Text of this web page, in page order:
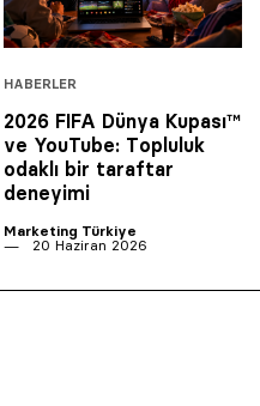
HABERLER
2026 FIFA Dünya Kupası™
ve YouTube: Topluluk
odaklı bir taraftar
deneyimi
Marketing Türkiye
20 Haziran 2026